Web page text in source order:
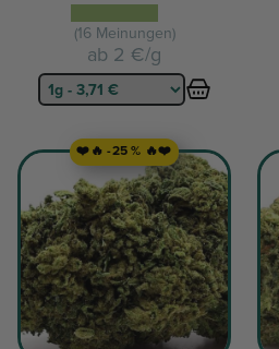
(16 Meinungen)
ab 2 €/g
❤️🔥 -25 % 🔥❤️